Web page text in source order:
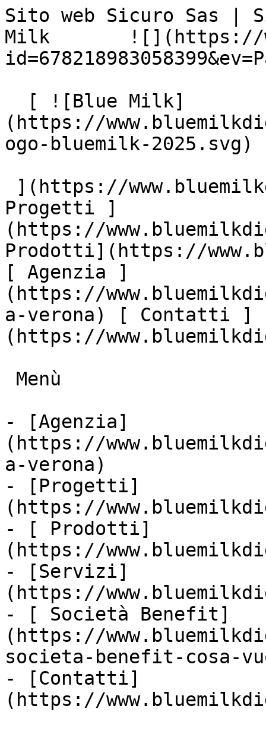
Sito web Sicuro Sas |
Milk       ![](https://
(https://
ogo-bluemilk-2025.svg)
Progetti ]
(https://
Prodotti](https://
[ Agenzia ]
(https://
a-verona) [ Contatti ]
(https://
- [Agenzia]
(https://
a-verona)
- [Progetti]
(https://
- [ Prodotti]
(https://
- [Servizi]
(https://
- [ Società Benefit]
(https://
societa-benefit-cosa-
- [Contatti]
(https://